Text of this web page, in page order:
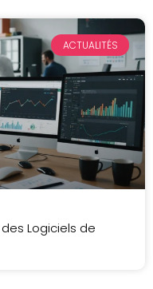
ACTUALITÉS
Logiciels de